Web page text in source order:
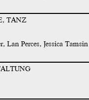
TANZ
Lan Perces, Jessica